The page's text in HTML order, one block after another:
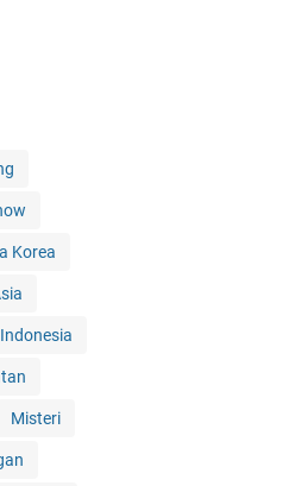
Korea
Misteri